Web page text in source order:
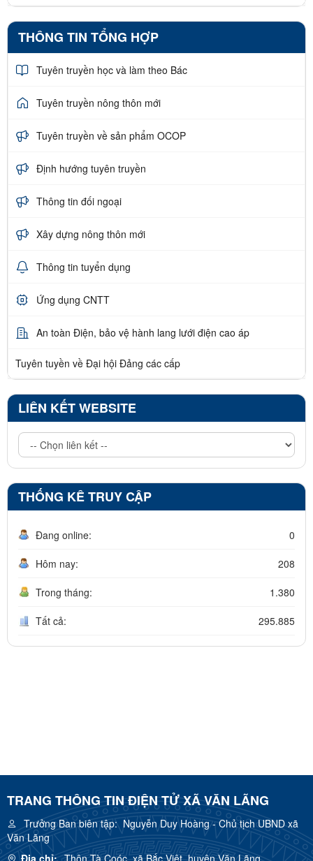
THÔNG TIN TỔNG HỢP
Tuyên truyền học và làm theo Bác
Tuyên truyền nông thôn mới
Tuyên truyền về sản phẩm OCOP
Định hướng tuyên truyền
Thông tin đối ngoại
Xây dựng nông thôn mới
Thông tin tuyển dụng
Ứng dụng CNTT
An toàn Điện, bảo vệ hành lang lưới điện cao áp
Tuyên tuyền về Đại hội Đảng các cấp
LIÊN KẾT WEBSITE
THỐNG KÊ TRUY CẬP
Đang online: 0
Hôm nay: 208
Trong tháng: 1.380
Tất cả: 295.885
TRANG THÔNG TIN ĐIỆN TỬ XÃ VĂN LÃNG
Trưởng Ban biên tập:Nguyễn Duy Hoàng - Chủ tịch UBND xã
Văn Lãng